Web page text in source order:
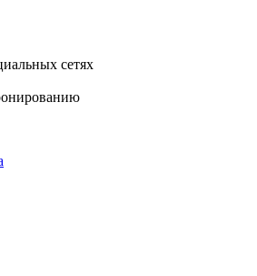
сетях